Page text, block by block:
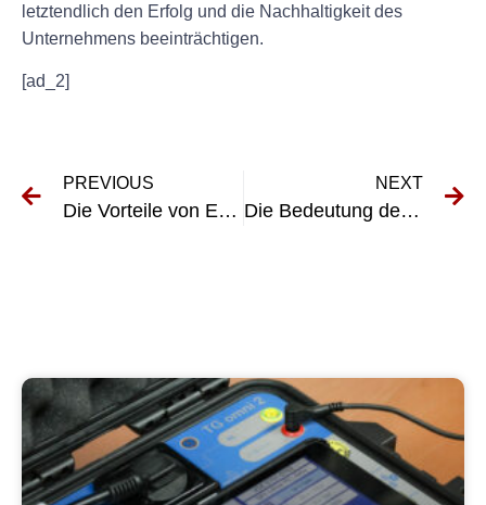
letztendlich den Erfolg und die Nachhaltigkeit des
Unternehmens beeinträchtigen.
[ad_2]
PREVIOUS
Die Vorteile von E-Check in der Hotelbranche
NEXT
Die Bedeutung der Prüfung elektrischer Systeme in der Luftfahrt